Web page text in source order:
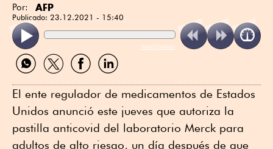
Por: AFP
Publicado: 23.12.2021 - 15:40
ReadSpeaker
Compartir
por
Compartir
por
Compartir
por
Compartir
por
El ente regulador de medicamentos de Estados
Unidos anunció este jueves que autoriza la
pastilla anticovid del laboratorio Merck para
adultos de alto riesgo, un día después de que